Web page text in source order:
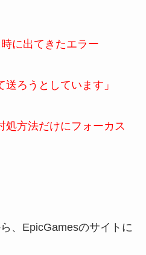
に出てきたエラー
送ろうとしています」
処方法だけにフォーカス
、EpicGamesのサイトに